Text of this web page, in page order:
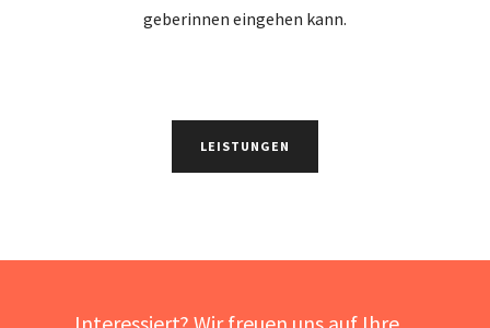
geberinnen eingehen kann.
LEISTUNGEN